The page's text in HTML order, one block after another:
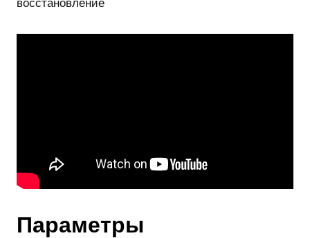
восстановление
Параметры